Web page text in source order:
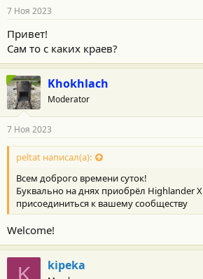
н
с
т
и
:
7 Ноя 2023
Привет!
Сам то с каких краев?
Khokhlach
Moderator
7 Ноя 2023
peltat написал(а):
Всем доброго времени суток!
Буквально на днях приобрёл Highlander
присоединиться к вашему сообществу
Welcome!
K kipeka